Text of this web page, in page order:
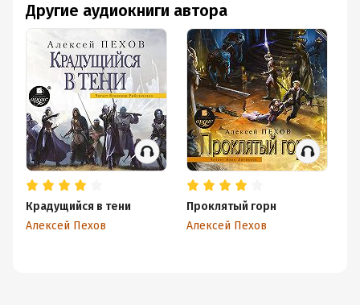
Другие аудиокниги автора
Крадущийся в тени
Алексей Пехов
Проклятый горн
Алексей Пехов